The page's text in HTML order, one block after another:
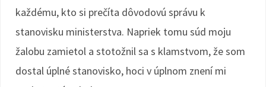
každému, kto si prečíta dôvodovú správu k
stanovisku ministerstva. Napriek tomu súd moju
žalobu zamietol a stotožnil sa s klamstvom, že som
dostal úplné stanovisko, hoci v úplnom znení mi